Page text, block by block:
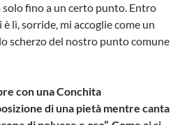
solo fino a un certo punto. Entro
lì, sorride, mi accoglie come un
scherzo del nostro punto comune
con una Conchita
di una pietà mentre canta